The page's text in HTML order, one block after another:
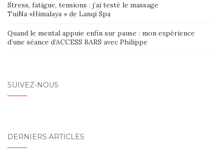
Stress, fatigue, tensions : j’ai testé le massage
TuiNa »Himalaya » de Lanqi Spa
Quand le mental appuie enfin sur pause : mon expérience
d’une séance d’ACCESS BARS avec Philippe
SUIVEZ-NOUS
DERNIERS ARTICLES